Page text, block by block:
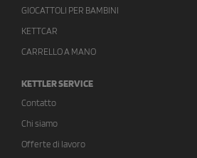
GIOCATTOLI PER BAMBINI
KETTCAR
CARRELLO A MANO
KETTLER SERVICE
Contatto
Chi siamo
Offerte di lavoro